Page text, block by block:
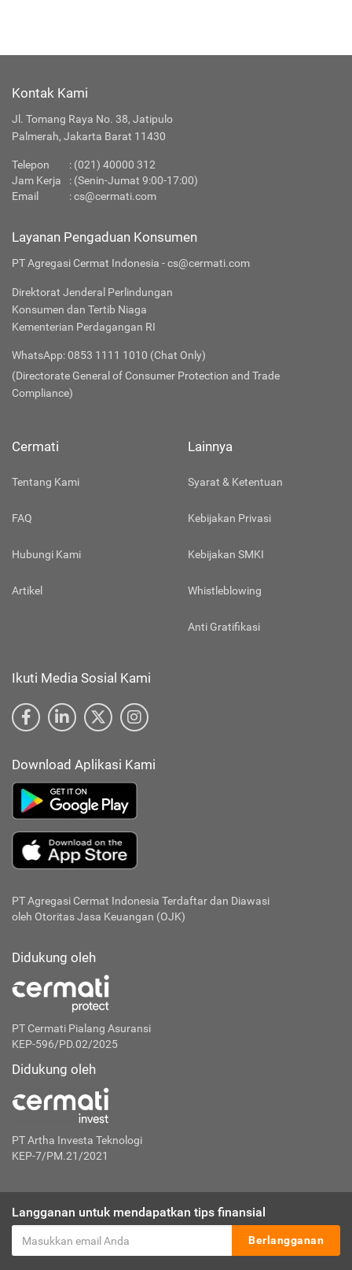
Kontak Kami
Jl. Tomang Raya No. 38, Jatipulo
Palmerah, Jakarta Barat 11430
Telepon : (021) 40000 312
Jam Kerja
: (Senin-Jumat 9:00-17:00)
Email
:cs@cermati.com
Layanan Pengaduan Konsumen
PT Agregasi Cermat Indonesia - cs@cermati.com
Direktorat Jenderal Perlindungan
Konsumen dan Tertib Niaga
Kementerian Perdagangan RI
WhatsApp: 0853 1111 1010 (Chat Only)
(Directorate General of Consumer Protection and Trade
Compliance)
Cermati
Tentang Kami
FAQ
Hubungi Kami
Artikel
Lainnya
Syarat & Ketentuan
Kebijakan Privasi
Kebijakan SMKI
Whistleblowing
Anti Gratifikasi
Ikuti Media Sosial Kami
Download Aplikasi Kami
PT Agregasi Cermat Indonesia Terdaftar dan Diawasi
oleh Otoritas Jasa Keuangan (OJK)
Didukung oleh
PT Cermati Pialang Asuransi
KEP-596/PD.02/2025
Didukung oleh
PT Artha Investa Teknologi
KEP-7/PM.21/2021
Langganan untuk mendapatkan tips finansial
Berlangganan